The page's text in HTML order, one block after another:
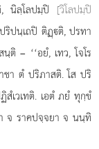
ลฺโลปมฺปิ [วิโลปมฺปิ
ริปนฺเถปิ ติฏฺติ, ปรทา
– ‘‘อยํ, เทว, โจโร
ชา ตํ ปริภาสติ. โส ปริ
สํเวเทติ. เอตํ ภยํ ทุกฺขํ
จ ราคปจฺจยา จ นนฺทิ